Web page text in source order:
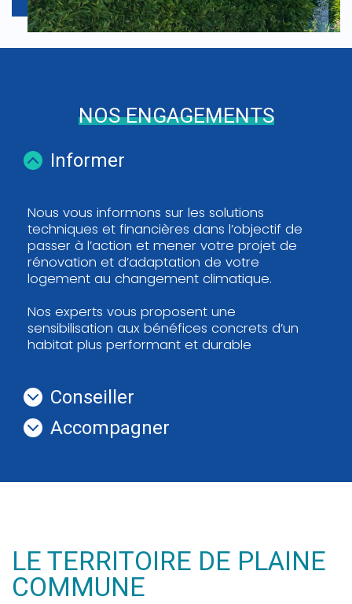
NOS ENGAGEMENTS
Informer
Nous vous informons sur les solutions
techniques et financières dans l’objectif de
passer à l’action et mener votre projet de
rénovation et d’adaptation de votre
logement au changement climatique.
Nos experts vous proposent une
sensibilisation aux bénéfices concrets d’un
habitat plus performant et durable
Conseiller
Accompagner
LE TERRITOIRE DE PLAINE
COMMUNE